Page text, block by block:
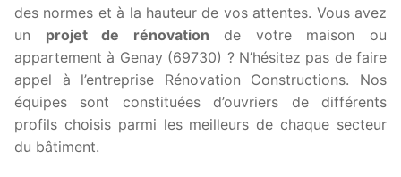
des normes et à la hauteur de vos attentes. Vous avez
un projet de rénovation de votre maison ou
appartement à Genay (69730) ? N’hésitez pas de faire
appel à l’entreprise Rénovation Constructions. Nos
équipes sont constituées d’ouvriers de différents
profils choisis parmi les meilleurs de chaque secteur
du bâtiment.